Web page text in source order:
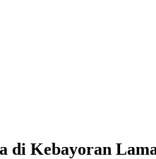
di Kebayoran